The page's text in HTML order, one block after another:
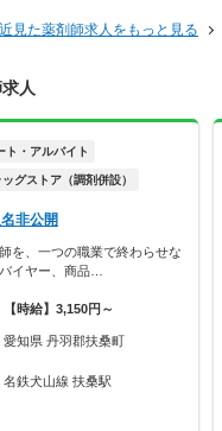
見た薬剤師求人をもっと見る
人
ト・アルバイト
ッグストア（調剤併設）
非公開
を、一つの職業で終わらせな
イヤー、商品…
【時給】3,150円～
愛知県 丹羽郡扶桑町
名鉄犬山線 扶桑駅